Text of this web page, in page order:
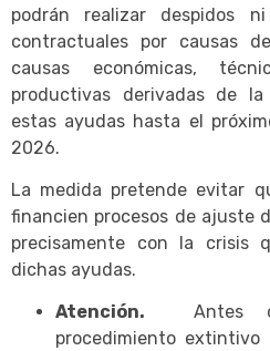
podrán realizar despidos
contractuales por causas
causas económicas,
productivas derivadas de
estas ayudas hasta el
2026.
La medida pretende evitar
financien procesos de ajuste
precisamente con la crisis
dichas ayudas.
Atención. Antes
procedimiento extintivo